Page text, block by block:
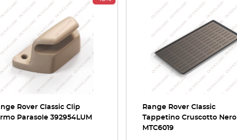
Rover Classic Clip
Parasole 392954LUM
Range Rover Classic
Tappetino Cruscotto Nero
MTC6019